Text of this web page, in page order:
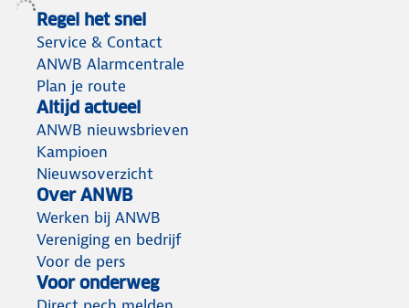
Regel het snel
Service & Contact
ANWB Alarmcentrale
Plan je route
Altijd actueel
ANWB nieuwsbrieven
Kampioen
Nieuwsoverzicht
Over ANWB
Werken bij ANWB
Vereniging en bedrijf
Voor de pers
Voor onderweg